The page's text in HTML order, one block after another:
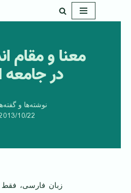
معنا و مقام
در جامعه
نوشته‌ها و
10/22
‌‌زبان فارسی، فقط